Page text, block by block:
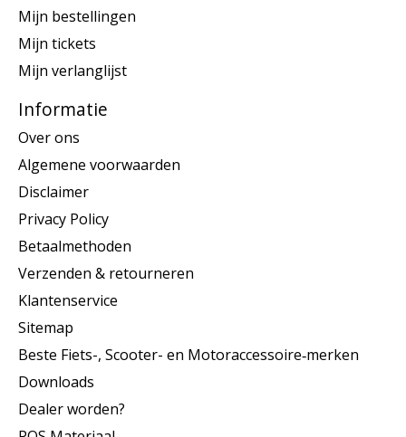
Mijn bestellingen
Mijn tickets
Mijn verlanglijst
Informatie
Over ons
Algemene voorwaarden
Disclaimer
Privacy Policy
Betaalmethoden
Verzenden & retourneren
Klantenservice
Sitemap
Beste Fiets-, Scooter- en Motoraccessoire‑merken
Downloads
Dealer worden?